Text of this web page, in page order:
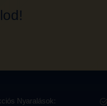
Nyaralások: